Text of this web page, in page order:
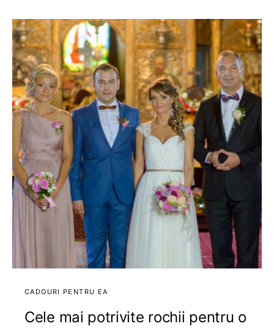
CADOURI PENTRU EA
Cele mai potrivite rochii pentru o